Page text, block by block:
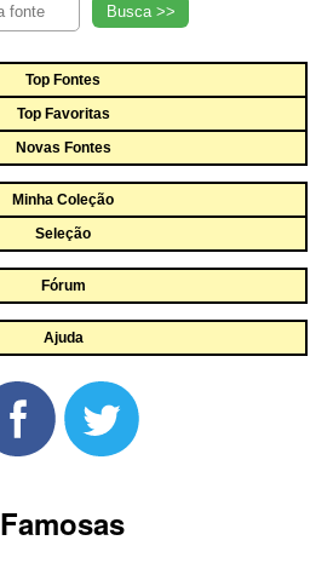
Busca >>
Top Fontes
Top Favoritas
Novas Fontes
Minha Coleção
Seleção
Fórum
Ajuda
Famosas